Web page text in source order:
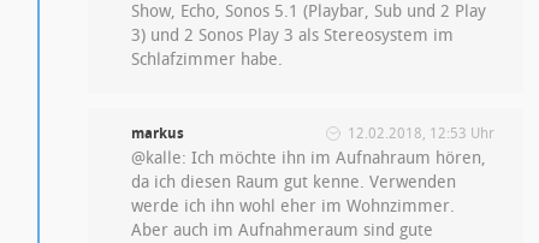
Show, Echo, Sonos 5.1 (Playbar, Sub und 2 Play
3) und 2 Sonos Play 3 als Stereosystem im
Schlafzimmer habe.
markus 12.02.2018, 12:53 Uhr
@kalle: Ich möchte ihn im Aufnahraum hören,
da ich diesen Raum gut kenne. Verwenden
werde ich ihn wohl eher im Wohnzimmer.
Aber auch im Aufnahmeraum sind gute